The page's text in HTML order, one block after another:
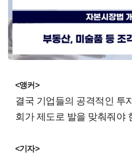
<앵커>
결국 기업들의 공격적인 투
회가 제도로 발을 맞춰줘야
<기자>